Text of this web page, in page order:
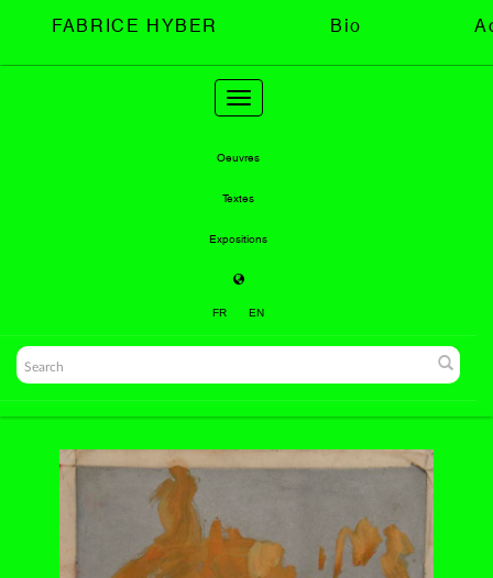
FABRICE HYBER Bio
Toggle
navigation
Oeuvres
Textes
Expositions
FR EN